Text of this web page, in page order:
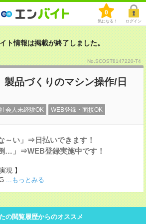
0
気になる！ ログイン
ト情報は掲載が終了しました。
No.SCOST8147220-T4
製品づくりのマシン操作/日
社会人未経験OK WEB登録・面接OK
～い」⇒日払いできます！
…」⇒WEB登録実施中です！
現 】
...もっとみる
の閲覧履歴からのオススメ